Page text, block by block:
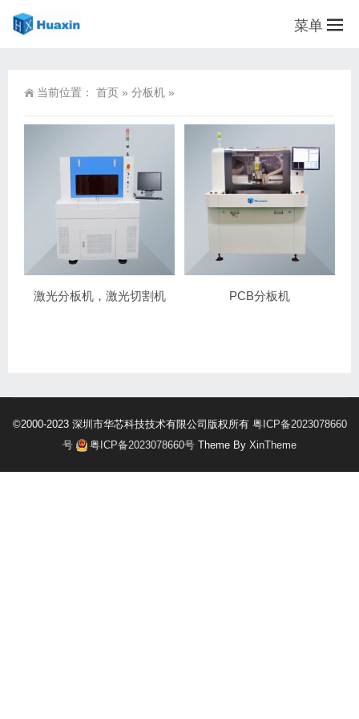
菜单
当前位置： 首页 » 分板机 »
激光分板机，激光切割机 PCB分板机
©2000-2023 深圳市华芯科技技术有限公司版权所有 粤ICP备2023078660
号
粤ICP备2023078660号 Theme By XinTheme